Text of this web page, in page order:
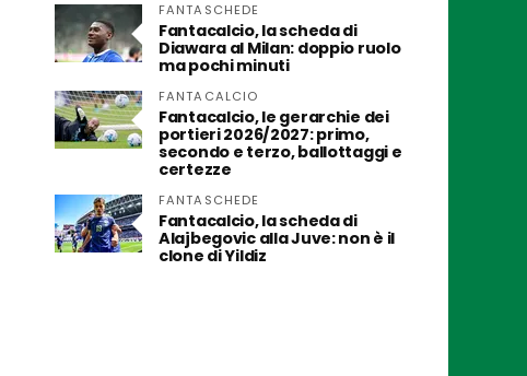
FANTASCHEDE
Fantacalcio, la scheda di
Diawara al Milan: doppio ruolo
ma pochi minuti
FANTACALCIO
Fantacalcio, le gerarchie dei
portieri 2026/2027: primo,
secondo e terzo, ballottaggi e
certezze
FANTASCHEDE
Fantacalcio, la scheda di
Alajbegovic alla Juve: non è il
clone di Yildiz